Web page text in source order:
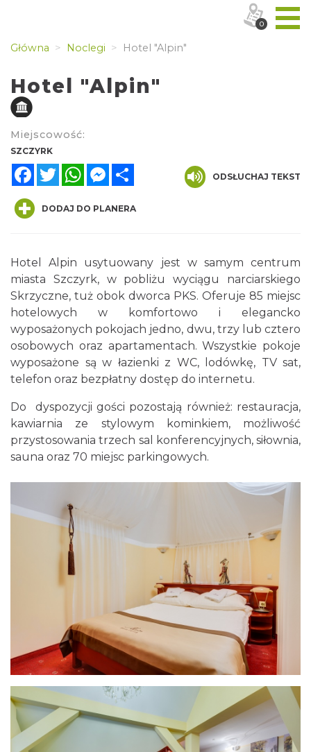
Główna Noclegi Hotel "Alpin"
Hotel "Alpin"
Miejscowość:
SZCZYRK
FacebookTwitterWhatsAppMessenger
ODSŁUCHAJ TEKST
DODAJ DO PLANERA
Hotel Alpin usytuowany jest w samym centrum
miasta Szczyrk, w pobliżu wyciągu narciarskiego
Skrzyczne, tuż obok dworca PKS. Oferuje 85 miejsc
hotelowych w komfortowo i elegancko
wyposażonych pokojach jedno, dwu, trzy lub cztero
osobowych oraz apartamentach. Wszystkie pokoje
wyposażone są w łazienki z WC, lodówkę, TV sat,
telefon oraz bezpłatny dostęp do internetu.
Do dyspozycji gości pozostają również: restauracja,
kawiarnia ze stylowym kominkiem, możliwość
przystosowania trzech sal konferencyjnych, siłownia,
sauna oraz 70 miejsc parkingowych.
0